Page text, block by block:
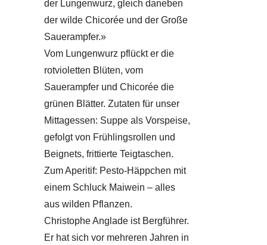
der Lungenwurz, gleich daneben
der wilde Chicorée und der Große
Sauerampfer.»
Vom Lungenwurz pflückt er die
rotvioletten Blüten, vom
Sauerampfer und Chicorée die
grünen Blätter. Zutaten für unser
Mittagessen: Suppe als Vorspeise,
gefolgt von Frühlingsrollen und
Beignets, frittierte Teigtaschen.
Zum Aperitif: Pesto-Häppchen mit
einem Schluck Maiwein – alles
aus wilden Pflanzen.
Christophe Anglade ist Bergführer.
Er hat sich vor mehreren Jahren in